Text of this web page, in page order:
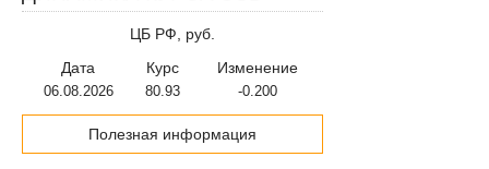
СамокатыЦБ РФ, руб.
Дата
Курс Изменение
06.08.2026 80.93 -0.200
Полезная информация